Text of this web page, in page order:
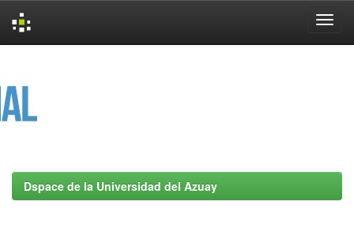
Dspace de la Universidad del Azuay